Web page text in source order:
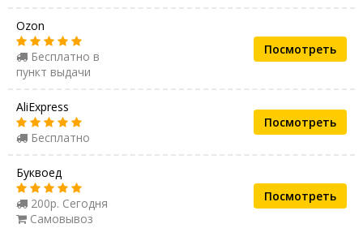
Ozon
Бесплатно в
пункт выдачи
Посмотреть
AliExpress
Бесплатно
Посмотреть
Буквоед
200р. Сегодня
Самовывоз
Посмотреть